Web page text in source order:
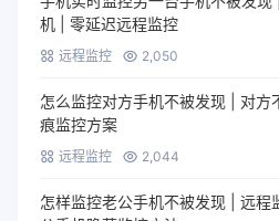
机 | 零延迟远程监控
远程监控 2,050
怎么监控对方手机不被发现 | 对
痕监控方案
远程监控 2,044
怎样监控老公手机不被发现 | 远